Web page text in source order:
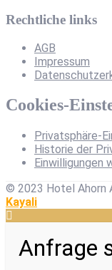
Rechtliche links
AGB
Impressum
Cookies-
Privatsphäre-
Historie der
Einwilligungen
© 2023 Hotel Ahorn
Kayali
Anfrage